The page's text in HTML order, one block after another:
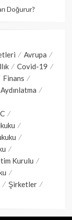
Doğurur?
Avrupa
Covid-19
Finans
Kurulu
Şirketler